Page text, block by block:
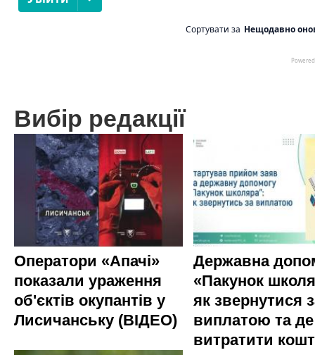
Вибір редакції
Оператори «Апачі»
показали ураження
об'єктів окупантів у
Лисичанську (ВІДЕО)
Державна
«Пакунок
як звернутися
виплатою та де
витратити